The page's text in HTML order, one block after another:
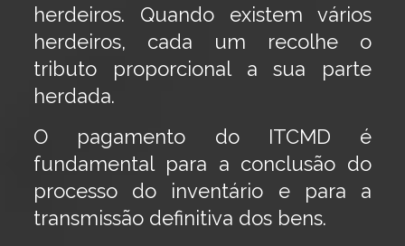
herdeiros. Quando existem vários
herdeiros, cada um recolhe o
tributo proporcional a sua parte
herdada.
O pagamento do ITCMD é
fundamental para a conclusão do
processo do inventário e para a
transmissão definitiva dos bens.